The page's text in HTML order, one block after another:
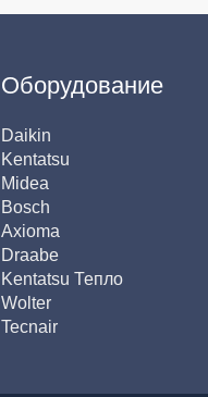
Оборудование
Daikin
Kentatsu
Midea
Bosch
Axioma
Draabe
Kentatsu Тепло
Wolter
Tecnair